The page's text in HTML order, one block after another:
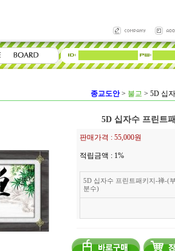
종교도안 > 불교 > 5D 십
5D 십자수 프린트
판매가격 : 55,000원
적립금액 : 1%
5D 십자수 프린트패키지-禅-(
분수)